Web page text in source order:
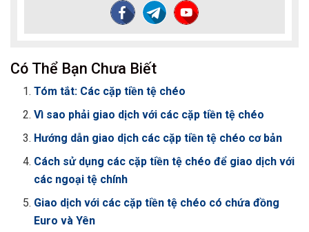
Có Thể Bạn Chưa Biết
Tóm tắt: Các cặp tiền tệ chéo
Vì sao phải giao dịch với các cặp tiền tệ chéo
Hướng dẫn giao dịch các cặp tiền tệ chéo cơ bản
Cách sử dụng các cặp tiền tệ chéo để giao dịch với
các ngoại tệ chính
Giao dịch với các cặp tiền tệ chéo có chứa đồng
Euro và Yên